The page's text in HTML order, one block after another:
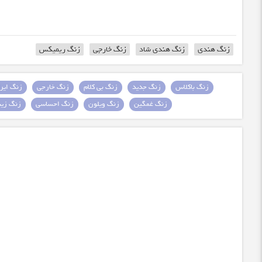
زنگ هندی زنگ هندی شاد زنگ خارجی زنگ ریمیکس
زنگ باکلاس زنگ جدید زنگ بی کلام زنگ خارجی زنگ
زنگ غمگین
زنگ ویلون زنگ احساسی زنگ